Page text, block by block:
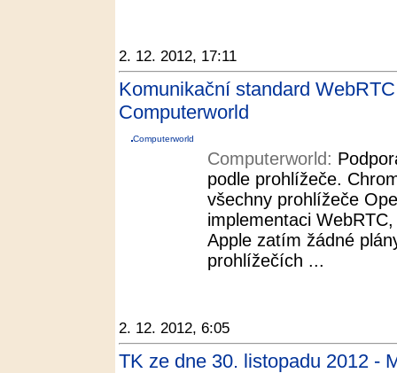
2. 12. 2012, 17:11
Komunikační standard
Computerworld
Computerworld
Computerworld:
podle prohlížeče.
všechny prohlížeče
implementaci
Apple zatím žádné
prohlížečích ...
2. 12. 2012, 6:05
TK ze dne 30. listopadu 2012 -